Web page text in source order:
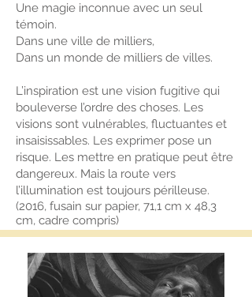
Une magie inconnue avec un seul
témoin.
Dans une ville de milliers,
Dans un monde de milliers de villes.
L’inspiration est une vision fugitive qui
bouleverse l’ordre des choses. Les
visions sont vulnérables, fluctuantes et
insaisissables. Les exprimer pose un
risque. Les mettre en pratique peut être
dangereux. Mais la route vers
l’illumination est toujours périlleuse.
(2016, fusain sur papier, 71,1 cm x 48,3
cm, cadre compris)